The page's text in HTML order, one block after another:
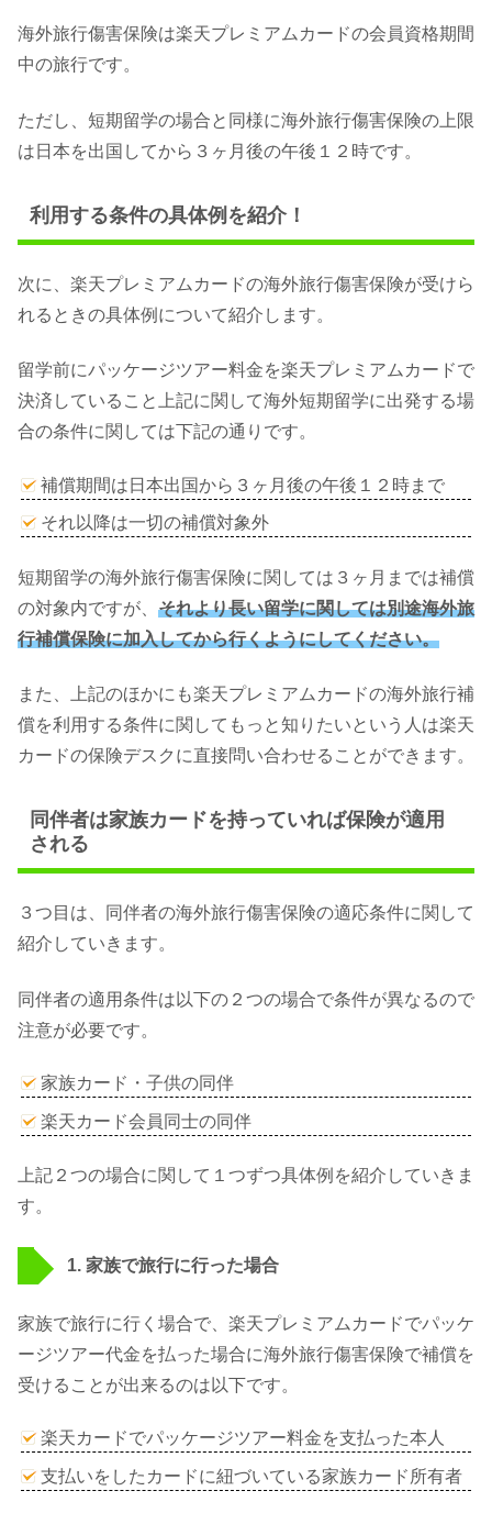
海外旅行傷害保険は楽天プレミアムカードの会員資格期間
中の旅行です。
ただし、短期留学の場合と同様に海外旅行傷害保険の上限
は日本を出国してから３ヶ月後の午後１２時です。
利用する条件の具体例を紹介！
次に、楽天プレミアムカードの海外旅行傷害保険が受けら
れるときの具体例について紹介します。
留学前にパッケージツアー料金を楽天プレミアムカードで
決済していること上記に関して海外短期留学に出発する場
合の条件に関しては下記の通りです。
補償期間は日本出国から３ヶ月後の午後１２時まで
それ以降は一切の補償対象外
短期留学の海外旅行傷害保険に関しては３ヶ月までは補償
の対象内ですが、 それより長い留学に関しては別途海外旅
行補償保険に加入してから行くようにしてください。
また、上記のほかにも楽天プレミアムカードの海外旅行補
償を利用する条件に関してもっと知りたいという人は楽天
カードの保険デスクに直接問い合わせることができます。
同伴者は家族カードを持っていれば保険が適用
される
３つ目は、同伴者の海外旅行傷害保険の適応条件に関して
紹介していきます。
同伴者の適用条件は以下の２つの場合で条件が異なるので
注意が必要です。
家族カード・子供の同伴
楽天カード会員同士の同伴
上記２つの場合に関して１つずつ具体例を紹介していきま
す。
1. 家族で旅行に行った場合
家族で旅行に行く場合で、楽天プレミアムカードでパッケ
ージツアー代金を払った場合に海外旅行傷害保険で補償を
受けることが出来るのは以下です。
楽天カードでパッケージツアー料金を支払った本人
支払いをしたカードに紐づいている家族カード所有者